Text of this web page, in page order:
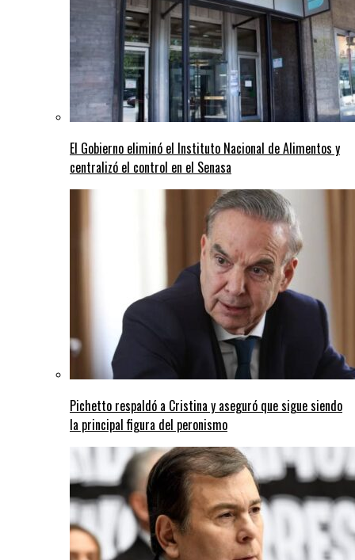
El Gobierno eliminó el Instituto Nacional de Alimentos y
centralizó el control en el Senasa
Pichetto respaldó a Cristina y aseguró que sigue siendo
la principal figura del peronismo